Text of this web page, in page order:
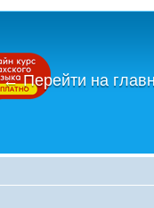
←Перейти на